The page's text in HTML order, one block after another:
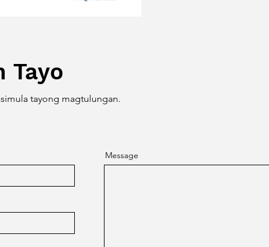
Tayo
tayong magtulungan.
Message